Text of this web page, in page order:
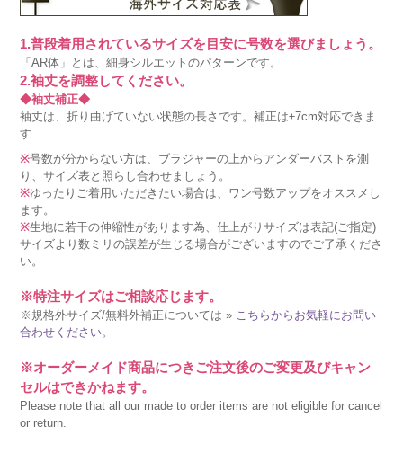
1.普段着用されているサイズを目安に号数を選びましょう。
「AR体」とは、細身シルエットのパターンです。
2.袖丈を調整してください。
◆袖丈補正◆
袖丈は、折り曲げていない状態の長さです。補正は±7cm対応できま
す
※号数が分からない方は、ブラジャーの上からアンダーバストを測
り、サイズ表と照らし合わせましょう。
※ゆったりご着用いただきたい場合は、ワン号数アップをオススメし
ます。
※生地に若干の伸縮性があります為、仕上がりサイズは表記(ご指定)
サイズより数ミリの誤差が生じる場合がございますのでご了承くださ
い。
※特注サイズはご相談応じます。
※規格外サイズ/無料外補正については » こちらからお気軽にお問い
合わせください。
※オーダーメイド商品につきご注文後のご変更及びキャン
セルはできかねます。
Please note that all our made to order items are not eligible for cancel
or return.